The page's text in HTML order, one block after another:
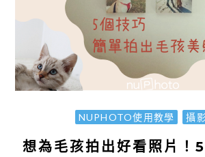
NUPHOTO使用教學 攝
想為毛孩拍出好看照片！